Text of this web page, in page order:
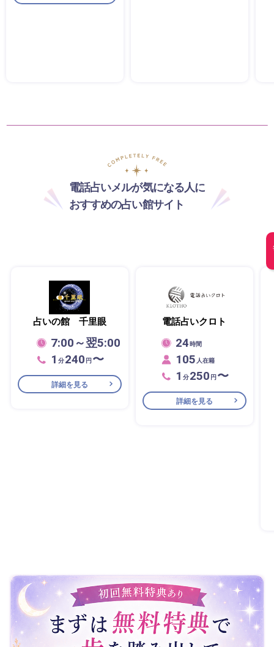
電話占いメルが気になる人に
おすすめの占い館サイト
占いの館 千里眼
7:00～翌5:00
1 分240 円〜
詳細を見る
電話占いクロト
24時間
105 人在籍
1 分250 円〜
詳細を見る